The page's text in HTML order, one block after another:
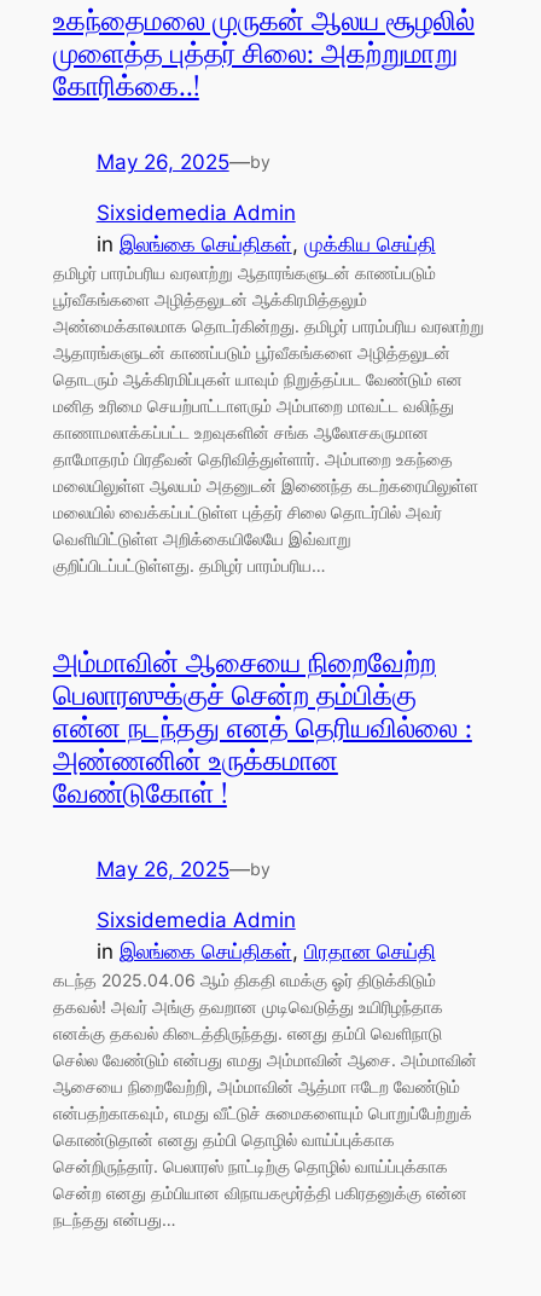
உகந்தைமலை முருகன் ஆலய சூழலில்
முளைத்த புத்தர் சிலை: அகற்றுமாறு
கோரிக்கை..!
May 26, 2025—by
Sixsidemedia Admin
in இலங்கை செய்திகள், முக்கிய செய்தி
தமிழர் பாரம்பரிய வரலாற்று ஆதாரங்களுடன் காணப்படும்
பூர்வீகங்களை அழித்தலுடன் ஆக்கிரமித்தலும்
அண்மைக்காலமாக தொடர்கின்றது. தமிழர் பாரம்பரிய வரலாற்று
ஆதாரங்களுடன் காணப்படும் பூர்வீகங்களை அழித்தலுடன்
தொடரும் ஆக்கிரமிப்புகள் யாவும் நிறுத்தப்பட வேண்டும் என
மனித உரிமை செயற்பாட்டாளரும் அம்பாறை மாவட்ட வலிந்து
காணாமலாக்கப்பட்ட உறவுகளின் சங்க ஆலோசகருமான
தாமோதரம் பிரதீவன் தெரிவித்துள்ளார். அம்பாறை உகந்தை
மலையிலுள்ள ஆலயம் அதனுடன் இணைந்த கடற்கரையிலுள்ள
மலையில் வைக்கப்பட்டுள்ள புத்தர் சிலை தொடர்பில் அவர்
வெளியிட்டுள்ள அறிக்கையிலேயே இவ்வாறு
குறிப்பிடப்பட்டுள்ளது. தமிழர் பாரம்பரிய…
அம்மாவின் ஆசையை நிறைவேற்ற
பெலாரஸுக்குச் சென்ற தம்பிக்கு
என்ன நடந்தது எனத் தெரியவில்லை :
அண்ணனின் உருக்கமான
வேண்டுகோள் !
May 26, 2025—by
Sixsidemedia Admin
in இலங்கை செய்திகள், பிரதான செய்தி
கடந்த 2025.04.06 ஆம் திகதி எமக்கு ஓர் திடுக்கிடும்
தகவல்! அவர் அங்கு தவறான முடிவெடுத்து உயிரிழந்தாக
எனக்கு தகவல் கிடைத்திருந்தது. எனது தம்பி வெளிநாடு
செல்ல வேண்டும் என்பது எமது அம்மாவின் ஆசை. அம்மாவின்
ஆசையை நிறைவேற்றி, அம்மாவின் ஆத்மா ஈடேற வேண்டும்
என்பதற்காகவும், எமது வீட்டுச் சுமைகளையும் பொறுப்பேற்றுக்
கொண்டுதான் எனது தம்பி தொழில் வாய்ப்புக்காக
சென்றிருந்தார். பெலாரஸ் நாட்டிற்கு தொழில் வாய்ப்புக்காக
சென்ற எனது தம்பியான விநாயகமூர்த்தி பகிரதனுக்கு என்ன
நடந்தது என்பது…